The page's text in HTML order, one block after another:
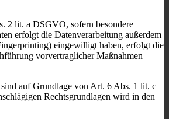
2 lit. a DSGVO, sofern besondere
erfolgt die Datenverarbeitung außerdem
eingewilligt haben, erfolgt die
vorvertraglicher Maßnahmen
auf Grundlage von Art. 6 Abs. 1 lit. c
Rechtsgrundlagen wird in den